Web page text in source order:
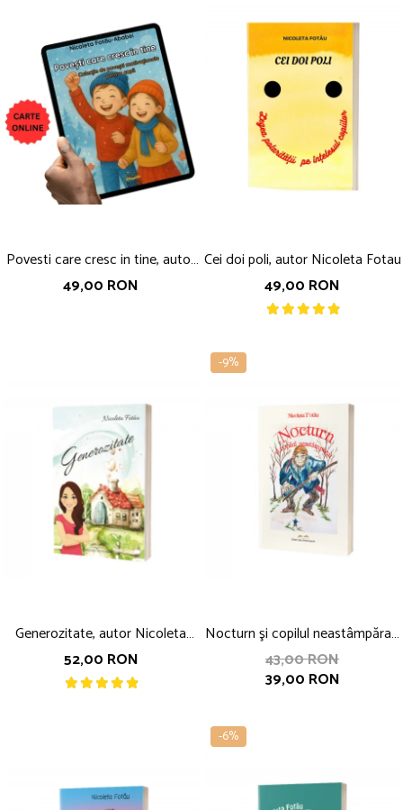
Povesti care cresc in tine, autor
Nicoleta Fotau-Ababei
49,00 RON
Cei doi poli, autor Nicoleta Fotau
49,00 RON
Generozitate, autor Nicoleta
Fotău
52,00 RON
-9%
Nocturn şi copilul neastâmpărat,
autor Nicoleta Fotău
43,00 RON
39,00 RON
-6%